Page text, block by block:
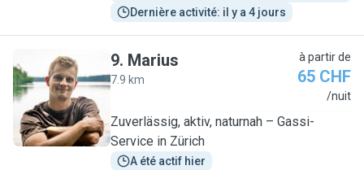
Dernière activité: il y a 4 jours
M
9. Marius
7.9 km
à partir de
65 CHF
/nuit
Zuverlässig, aktiv, naturnah – Gassi-
Service in Zürich
A été actif hier